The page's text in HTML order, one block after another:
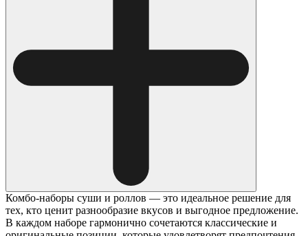
Комбо-наборы суши и роллов — это идеальное решение для
тех, кто ценит разнообразие вкусов и выгодное предложение.
В каждом наборе гармонично сочетаются классические и